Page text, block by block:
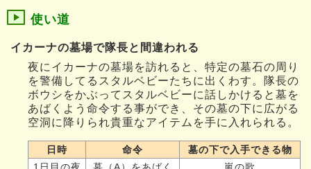
使い道
イカーナの墓場で隊長と間違われる
夜にイカーナの墓場を訪れると、特定の墓石の周り
を警備してるスタルベビーたちに出くわす。隊長の
ボウシをかぶってスタルベビーに話しかけると墓を
あばくよう命令する事ができ、その墓の下に広がる
空洞に降りられ貴重なアイテムを手に入れられる。
日時 命令
墓の下で入手できる物